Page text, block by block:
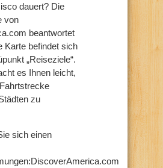
dauert? Die
von
beantwortet
Karte befindet sich
„Reiseziele“.
es Ihnen leicht,
zu
sich einen